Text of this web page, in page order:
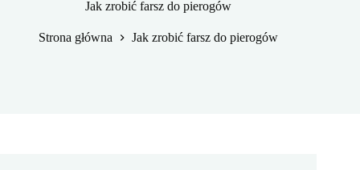
Jak zrobić farsz do pierogów
Strona główna Jak zrobić farsz do pierogów